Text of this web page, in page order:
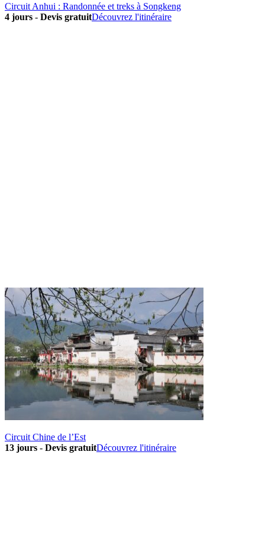
Circuit Anhui : Randonnée et treks à Songkeng
4 jours - Devis gratuitDécouvrez l'itinéraire
Circuit Chine de l’Est
13 jours - Devis gratuitDécouvrez l'itinéraire